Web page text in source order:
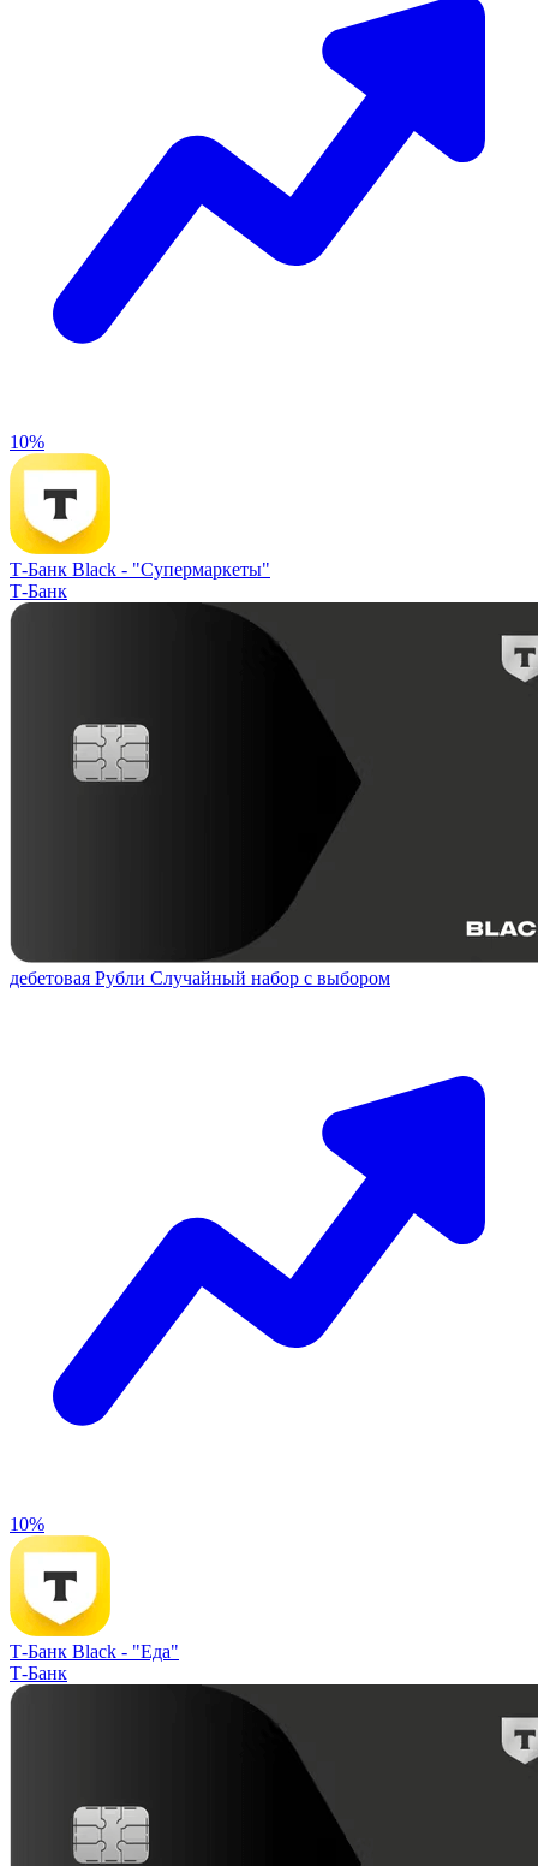
10%
Т-Банк Black - "Супермаркеты"
Т-Банк
дебетовая Рубли Случайный набор с выбором
10%
Т-Банк Black - "Еда"
Т-Банк